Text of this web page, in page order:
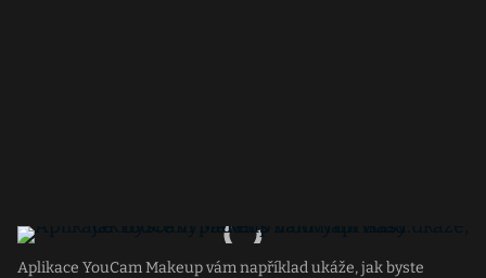
Aplikace YouCam Makeup vám například ukáže, jak byste